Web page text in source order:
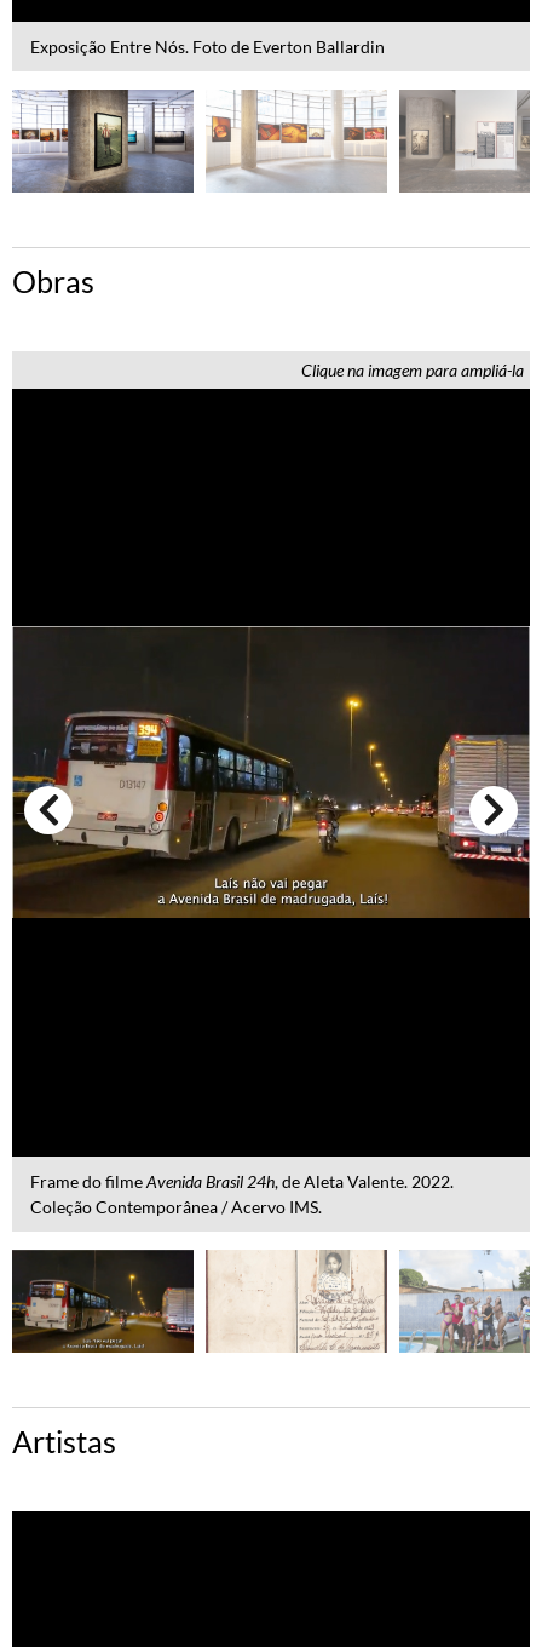
Exposição Entre Nós. Foto de Everton Ballardin
Obras
Clique na imagem para ampliá-la
Frame do filmeAvenida Brasil 24h, de Aleta Valente. 2022.
Coleção Contemporânea / Acervo IMS.
Artistas